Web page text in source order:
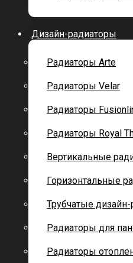
Дизайн-радиаторы
Радиаторы Arte
Радиаторы Velar
Радиаторы
Радиаторы Royal
Вертикальные
Горизонтальные
Трубчатые
Радиаторы для
Радиаторы